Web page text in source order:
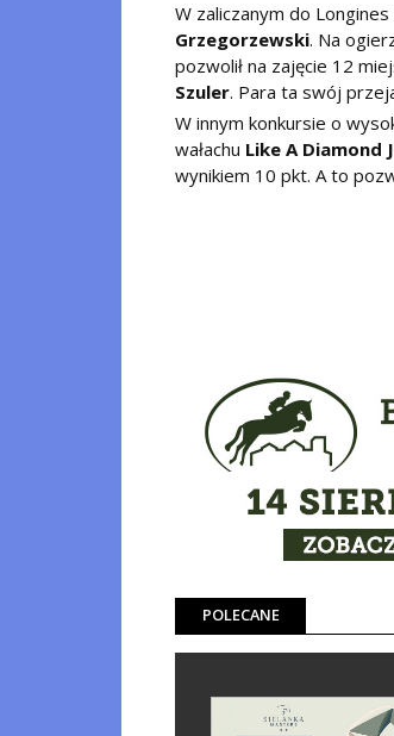
W zaliczanym do
Grzegorzewski. Na
pozwolił na zajęcie 12
Szuler. Para ta swój
W innym konkursie o
wałachu Like A Diamond
wynikiem 10 pkt. A to
POLECANE